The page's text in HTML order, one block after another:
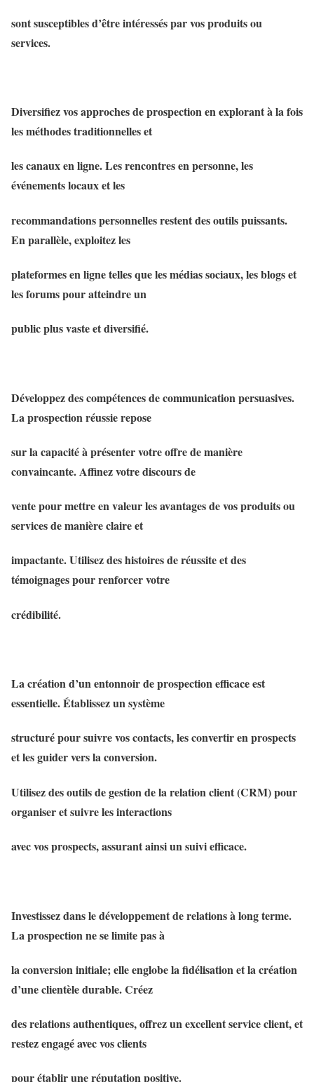
sont susceptibles d’être intéressés par vos produits ou
services.
Diversifiez vos approches de prospection en explorant à la fois
les méthodes traditionnelles et
les canaux en ligne. Les rencontres en personne, les
événements locaux et les
recommandations personnelles restent des outils puissants.
En parallèle, exploitez les
plateformes en ligne telles que les médias sociaux, les blogs et
les forums pour atteindre un
public plus vaste et diversifié.
Développez des compétences de communication persuasives.
La prospection réussie repose
sur la capacité à présenter votre offre de manière
convaincante. Affinez votre discours de
vente pour mettre en valeur les avantages de vos produits ou
services de manière claire et
impactante. Utilisez des histoires de réussite et des
témoignages pour renforcer votre
crédibilité.
La création d’un entonnoir de prospection efficace est
essentielle. Établissez un système
structuré pour suivre vos contacts, les convertir en prospects
et les guider vers la conversion.
Utilisez des outils de gestion de la relation client (CRM) pour
organiser et suivre les interactions
avec vos prospects, assurant ainsi un suivi efficace.
Investissez dans le développement de relations à long terme.
La prospection ne se limite pas à
la conversion initiale; elle englobe la fidélisation et la création
d’une clientèle durable. Créez
des relations authentiques, offrez un excellent service client, et
restez engagé avec vos clients
pour établir une réputation positive.